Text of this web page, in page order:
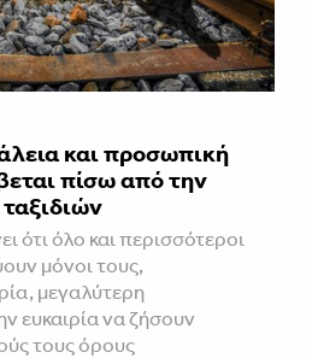
και προσωπική
πίσω από την
ότι όλο και περισσότεροι
μόνοι τους,
μεγαλύτερη
ευκαιρία να ζήσουν
τους όρους